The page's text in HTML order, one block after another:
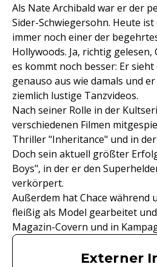
Als Nate Archibald war er der
Sider-Schwiegersohn. Heute ist
immer noch einer der
Hollywoods. Ja, richtig gelesen,
es kommt noch besser: Er
genauso aus wie damals und
ziemlich lustige Tanzvideos.
Nach seiner Rolle in der
verschiedenen Filmen
Thriller "Inheritance" und in
Doch sein aktuell größter
Boys", in der er den
verkörpert.
Außerdem hat Chace während
fleißig als Model gearbeitet
Magazin-Covern und in
Externer